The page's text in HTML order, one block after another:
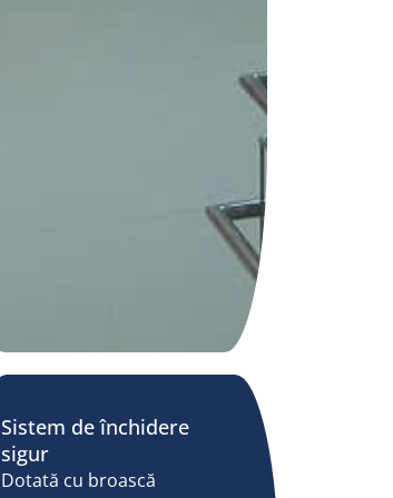
Sistem de închidere
sigur
Dotată cu broască